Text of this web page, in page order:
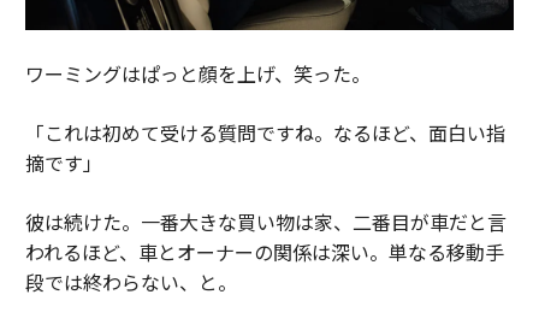
ワーミングはぱっと顔を上げ、笑った。
「これは初めて受ける質問ですね。なるほど、面白い指
摘です」
彼は続けた。一番大きな買い物は家、二番目が車だと言
われるほど、車とオーナーの関係は深い。単なる移動手
段では終わらない、と。